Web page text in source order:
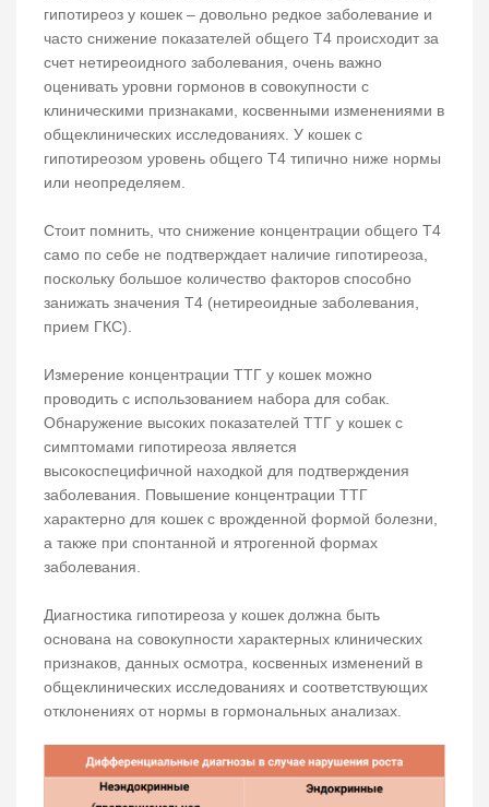
гипотиреоз у кошек – довольно редкое заболевание и
часто снижение показателей общего Т4 происходит за
счет нетиреоидного заболевания, очень важно
оценивать уровни гормонов в совокупности с
клиническими признаками, косвенными изменениями в
общеклинических исследованиях. У кошек с
гипотиреозом уровень общего Т4 типично ниже нормы
или неопределяем.
Стоит помнить, что снижение концентрации общего Т4
само по себе не подтверждает наличие гипотиреоза,
поскольку большое количество факторов способно
занижать значения Т4 (нетиреоидные заболевания,
прием ГКС).
Измерение концентрации ТТГ у кошек можно
проводить с использованием набора для собак.
Обнаружение высоких показателей ТТГ у кошек с
симптомами гипотиреоза является
высокоспецифичной находкой для подтверждения
заболевания. Повышение концентрации ТТГ
характерно для кошек с врожденной формой болезни,
а также при спонтанной и ятрогенной формах
заболевания.
Диагностика гипотиреоза у кошек должна быть
основана на совокупности характерных клинических
признаков, данных осмотра, косвенных изменений в
общеклинических исследованиях и соответствующих
отклонениях от нормы в гормональных анализах.